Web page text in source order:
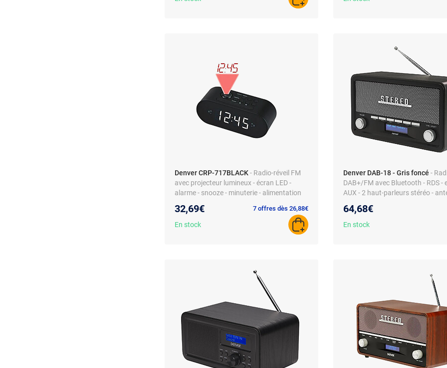
AJOUTER AU PANIER
Denver CRP-717BLACK- Radio-réveil FM
avec projecteur lumineux - écran LED -
alarme - snooze - minuterie - alimentation
32,69€ 7 offres dès 26,88€
En stock
AJOUTER AU PANIER
Denver DAB-18 - Gris foncé -
DAB+/FM avec Bluetooth - RDS -
AUX - 2 haut-parleurs stéréo -
C
64,68€
En stock